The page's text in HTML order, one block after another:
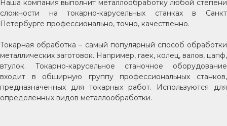
Наша компания выполнит металлообработку любой степени
сложности на токарно-карусельных станках в Санкт
Петербурге профессионально, точно, качественно.
Токарная обработка – самый популярный способ обработки
металлических заготовок. Например, гаек, колец, валов, цапф,
втулок. Токарно-карусельное станочное оборудование
входит в обширную группу профессиональных станков,
предназначенных для токарных работ. Используются для
определённых видов металлообработки.